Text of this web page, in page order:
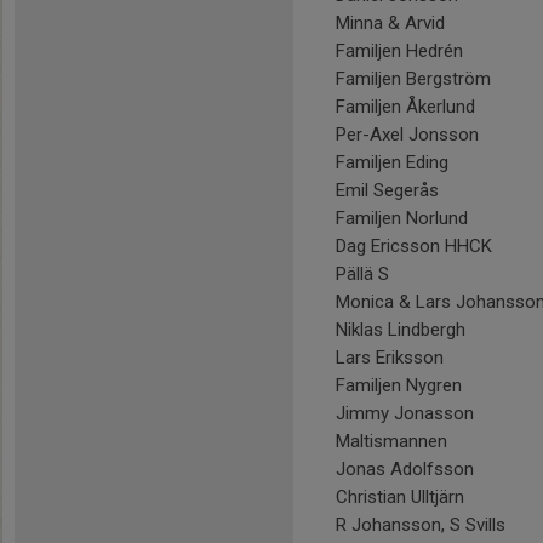
Minna & Arvid
Familjen Hedrén
Familjen Bergström
Familjen Åkerlund
Per-Axel Jonsson
Familjen Eding
Emil Segerås
Familjen Norlund
Dag Ericsson HHCK
Pällä S
Monica & Lars
Niklas Lindbergh
Lars Eriksson
Familjen Nygren
Jimmy Jonasson
Maltismannen
Jonas Adolfsson
Christian Ulltjärn
R Johansson, S Svills